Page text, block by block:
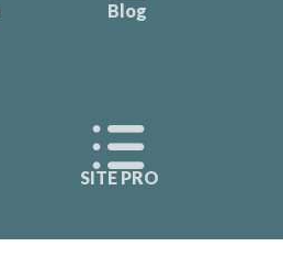
Blog
SITE PRO